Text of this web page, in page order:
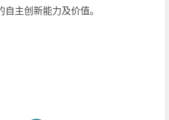
主创新能力及价值。